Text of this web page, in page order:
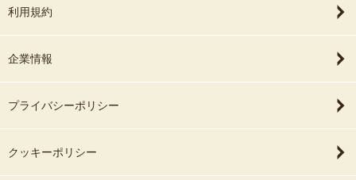
敵なので、次回も
利用規約
企業情報
プライバシーポリシー
クッキーポリシー